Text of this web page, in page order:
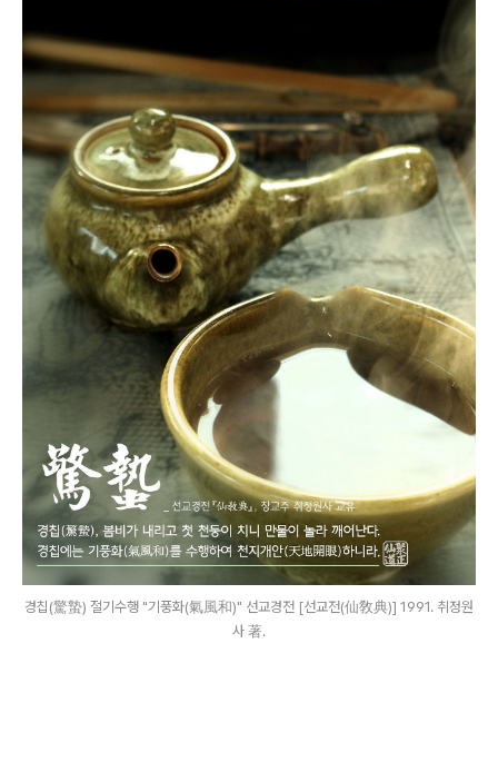
경칩(驚蟄) 절기수행 "기풍화(氣風和)" 선교경전 [선교전(仙敎典)] 1991. 취정원
사 著.